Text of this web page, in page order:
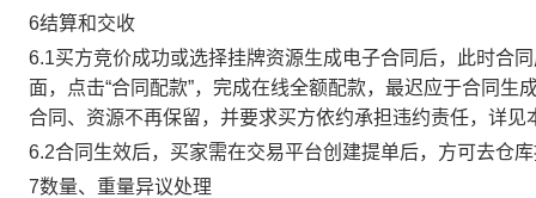
6结算和交收
6.1买方竞价成功或选择挂牌资源生成电子合同后，此时合
面，点击“合同配款”，完成在线全额配款，最迟应于合同
合同、资源不再保留，并要求买方依约承担违约责任，详见
6.2合同生效后，买家需在交易平台创建提单后，方可去仓
7数量、重量异议处理